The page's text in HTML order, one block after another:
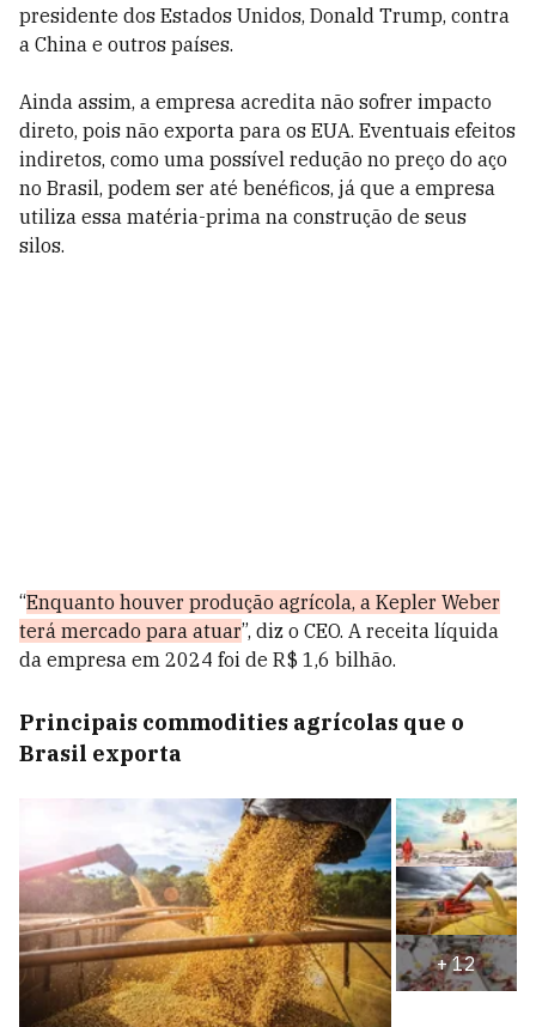
presidente dos Estados Unidos, Donald Trump, contra
a China e outros países.
Ainda assim, a empresa acredita não sofrer impacto
direto, pois não exporta para os EUA. Eventuais efeitos
indiretos, como uma possível redução no preço do aço
no Brasil, podem ser até benéficos, já que a empresa
utiliza essa matéria-prima na construção de seus
silos.
“Enquanto houver produção agrícola, a Kepler Weber
terá mercado para atuar”, diz o CEO. A receita líquida
da empresa em 2024 foi de R$ 1,6 bilhão.
Principais commodities agrícolas que o
Brasil exporta
+12